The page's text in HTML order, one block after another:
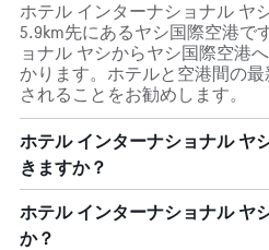
ホテル インターナショナル ヤ
5.9km先にあるヤシ国際空港で
ョナル ヤシからヤシ国際空港
かります。ホテルと空港間の
されることをお勧めします。
ホテル インターナショナル ヤ
きますか？
ホテル インターナショナル ヤ
か？